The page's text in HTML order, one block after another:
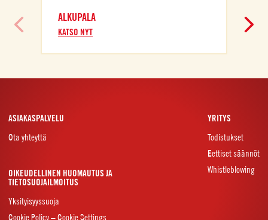
ALKUPALA
KATSO NYT
ASIAKASPALVELU
Ota yhteyttä
YRITYS
Todistukset
Eettiset säännöt
Whistleblowing
OIKEUDELLINEN HUOMAUTUS JA
TIETOSUOJAILMOITUS
Yksityisyyssuoja
Cookie Policy – Cookie Settings